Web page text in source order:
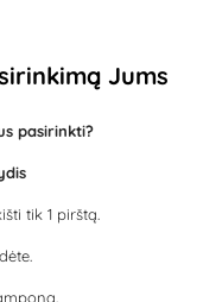
Jums
pasirinkti?
tik 1 pirštą.